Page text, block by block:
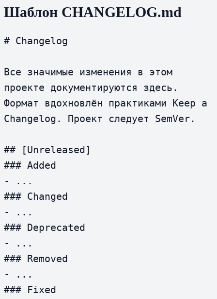
Шаблон CHANGELOG.md
# Changelog
Все значимые изменения в этом
проекте документируются здесь.
Формат вдохновлён практиками Keep a
Changelog. Проект следует SemVer.
## [Unreleased]
### Added
- ...
### Changed
- ...
### Deprecated
- ...
### Removed
- ...
### Fixed